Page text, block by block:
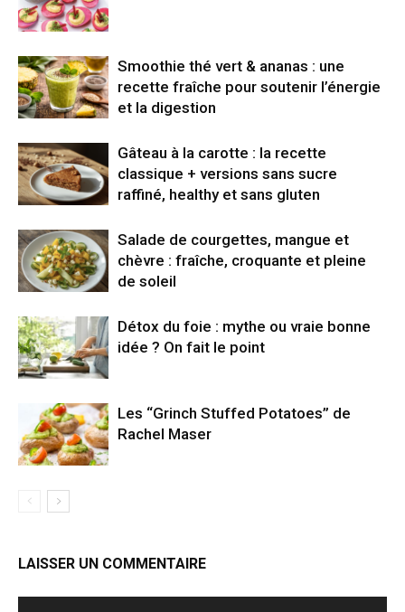
Smoothie thé vert & ananas : une
recette fraîche pour soutenir l’énergie
et la digestion
Gâteau à la carotte : la recette
classique + versions sans sucre
raffiné, healthy et sans gluten
Salade de courgettes, mangue et
chèvre : fraîche, croquante et pleine
de soleil
Détox du foie : mythe ou vraie bonne
idée ? On fait le point
Les “Grinch Stuffed Potatoes” de
Rachel Maser
LAISSER UN COMMENTAIRE